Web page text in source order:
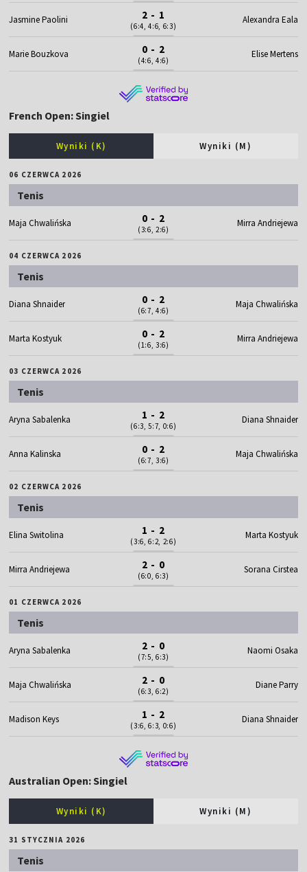
Jasmine Paolini 2 - 1
(6:4, 4:6, 6:3)
Alexandra Eala
Marie Bouzkova 0 - 2
(4:6, 4:6)
Elise Mertens
French Open: Singiel
Wyniki (K) Wyniki (M)
06 CZERWCA 2026
Tenis
Maja Chwalińska 0 - 2
(3:6, 2:6)
Mirra Andriejewa
04 CZERWCA 2026
Tenis
Diana Shnaider 0 - 2
(6:7, 4:6)
Maja Chwalińska
Marta Kostyuk 0 - 2
(1:6, 3:6)
Mirra Andriejewa
03 CZERWCA 2026
Tenis
Aryna Sabalenka 1 - 2
(6:3, 5:7, 0:6)
Diana Shnaider
Anna Kalinska 0 - 2
(6:7, 3:6)
Maja Chwalińska
02 CZERWCA 2026
Tenis
Elina Switolina 1 - 2
(3:6, 6:2, 2:6)
Marta Kostyuk
Mirra Andriejewa 2 - 0
(6:0, 6:3)
Sorana Cirstea
01 CZERWCA 2026
Tenis
Aryna Sabalenka 2 - 0
(7:5, 6:3)
Naomi Osaka
Maja Chwalińska 2 - 0
(6:3, 6:2)
Diane Parry
Madison Keys 1 - 2
(3:6, 6:3, 0:6)
Diana Shnaider
Australian Open: Singiel
Wyniki (K) Wyniki (M)
31 STYCZNIA 2026
Tenis